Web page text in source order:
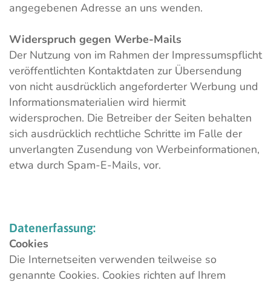
angegebenen Adresse an uns wenden.
Widerspruch gegen Werbe-Mails
Der Nutzung von im Rahmen der Impressumspflicht
veröffentlichten Kontaktdaten zur Übersendung
von nicht ausdrücklich angeforderter Werbung und
Informationsmaterialien wird hiermit
widersprochen. Die Betreiber der Seiten behalten
sich ausdrücklich rechtliche Schritte im Falle der
unverlangten Zusendung von Werbeinformationen,
etwa durch Spam-E-Mails, vor.
Datenerfassung:
Cookies
Die Internetseiten verwenden teilweise so
genannte Cookies. Cookies richten auf Ihrem